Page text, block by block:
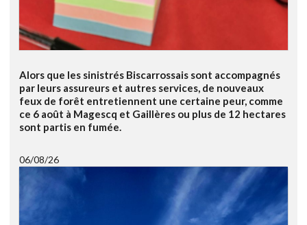
Alors que les sinistrés Biscarrossais sont accompagnés
par leurs assureurs et autres services, de nouveaux
feux de forêt entretiennent une certaine peur, comme
ce 6 août à Magescq et Gaillères ou plus de 12 hectares
sont partis en fumée.
06/08/26